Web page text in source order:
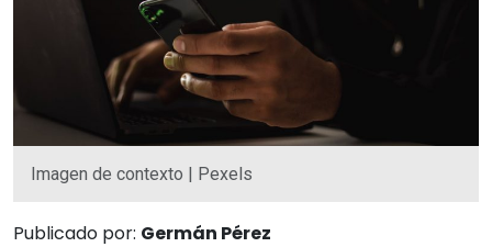
Imagen de contexto | Pexels
Publicado por: Germán Pérez